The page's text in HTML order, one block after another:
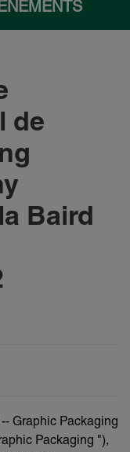
de
Baird
Graphic Packaging
Packaging "),